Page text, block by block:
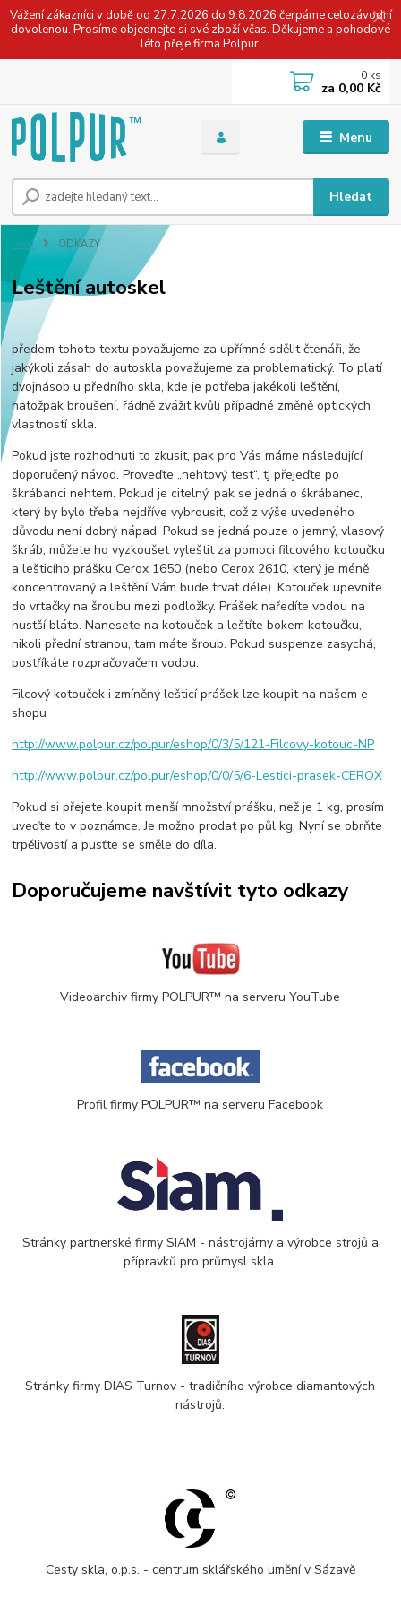
Vážení zákazníci v době od 27.7.2026 do 9.8.2026 čerpáme celozávodní
dovolenou. Prosíme objednejte si své zboží včas. Děkujeme a pohodové
léto přeje firma Polpur.
Menu
Hledat
0 ks
za 0,00 Kč
Úvod ODKAZY
Leštění autoskel
předem tohoto textu považujeme za upřímné sdělit čtenáři, že
jakýkoli zásah do autoskla považujeme za problematický. To platí
dvojnásob u předního skla, kde je potřeba jakékoli leštění,
natožpak broušení, řádně zvážit kvůli případné změně optických
vlastností skla.
Pokud jste rozhodnuti to zkusit, pak pro Vás máme následující
doporučený návod. Proveďte „nehtový test“, tj přejeďte po
škrábanci nehtem. Pokud je citelný, pak se jedná o škrábanec,
který by bylo třeba nejdříve vybrousit, což z výše uvedeného
důvodu není dobrý nápad. Pokud se jedná pouze o jemný, vlasový
škráb, můžete ho vyzkoušet vyleštit za pomoci filcového kotoučku
a lešticího prášku Cerox 1650 (nebo Cerox 2610, který je méně
koncentrovaný a leštění Vám bude trvat déle). Kotouček upevníte
do vrtačky na šroubu mezi podložky. Prášek naředíte vodou na
hustší bláto. Nanesete na kotouček a leštíte bokem kotoučku,
nikoli přední stranou, tam máte šroub. Pokud suspenze zasychá,
postříkáte rozpračovačem vodou.
Filcový kotouček i zmíněný lešticí prášek lze koupit na našem e-
shopu
http://www.polpur.cz/polpur/eshop/0/3/5/121-Filcovy-kotouc-NP
http://www.polpur.cz/polpur/eshop/0/0/5/6-Lestici-prasek-CEROX
Pokud si přejete koupit menší množství prášku, než je 1 kg, prosím
uveďte to v poznámce. Je možno prodat po půl kg. Nyní se obrňte
trpělivostí a pusťte se směle do díla.
Doporučujeme navštívit tyto odkazy
Videoarchiv firmy POLPUR™ na serveru YouTube
Profil firmy POLPUR™ na serveru Facebook
Stránky partnerské firmy SIAM - nástrojárny a výrobce strojů a
přípravků pro průmysl skla.
Stránky firmy DIAS Turnov - tradičního výrobce diamantových
nástrojů.
Cesty skla, o.p.s. - centrum sklářského umění v Sázavě